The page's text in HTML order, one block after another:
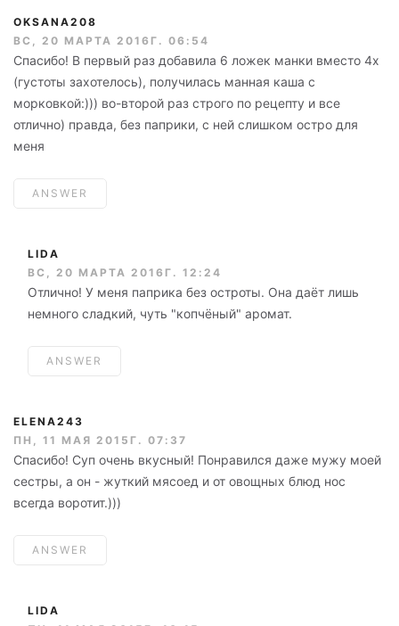
OKSANA208
ВС, 20 МАРТА 2016Г. 06:54
Спасибо! В первый раз добавила 6 ложек манки вместо 4х
(густоты захотелось), получилась манная каша с
морковкой:))) во-второй раз строго по рецепту и все
отлично) правда, без паприки, с ней слишком остро для
меня
ANSWER
LIDA
ВС, 20 МАРТА 2016Г. 12:24
Отлично! У меня паприка без остроты. Она даёт лишь
немного сладкий, чуть "копчёный" аромат.
ANSWER
ELENA243
ПН, 11 МАЯ 2015Г. 07:37
Спасибо! Суп очень вкусный! Понравился даже мужу моей
сестры, а он - жуткий мясоед и от овощных блюд нос
всегда воротит.)))
ANSWER
LIDA